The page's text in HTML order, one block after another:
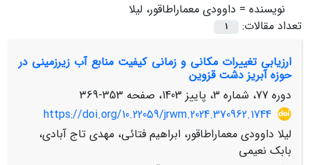
نویسنده = داوودی معماراطاقور، لیلا
تعداد مقالات:
1
ارزیابی تغییرات مکانی و زمانی کیفیت منابع آب زیرزمینی در
حوزه آبریز دشت قزوین
دوره 77، شماره 3، پاییز 1403، صفحه
353-369
https://doi.org/10.22059/jrwm.2024.370962.1744
لیلا داوودی معماراطاقور، ابراهیم فتائی، مهدی تاج آبادی،
بابک نعیمی